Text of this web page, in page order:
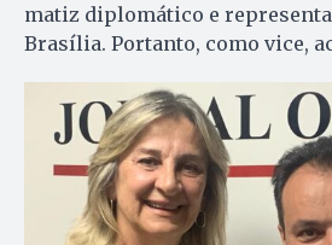
matiz diplomático e
Brasília. Portanto, como vice,